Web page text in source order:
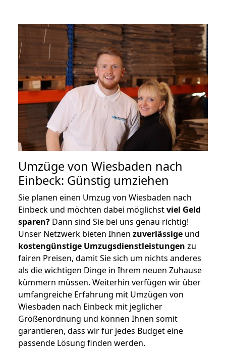
Umzüge von Wiesbaden nach
Einbeck: Günstig umziehen
Sie planen einen Umzug von Wiesbaden nach
Einbeck und möchten dabei möglichstviel Geld
sparen? Dann sind Sie bei uns genau richtig!
Unser Netzwerk bieten Ihnen zuverlässige und
kostengünstige Umzugsdienstleistungen zu
fairen Preisen, damit Sie sich um nichts anderes
als die wichtigen Dinge in Ihrem neuen Zuhause
kümmern müssen. Weiterhin verfügen wir über
umfangreiche Erfahrung mit Umzügen von
Wiesbaden nach Einbeck mit jeglicher
Größenordnung und können Ihnen somit
garantieren, dass wir für jedes Budget eine
passende Lösung finden werden.